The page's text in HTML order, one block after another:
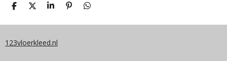
D
L
N
D
E
S
A
E
P
N
D
L
123vloerkleed.nl